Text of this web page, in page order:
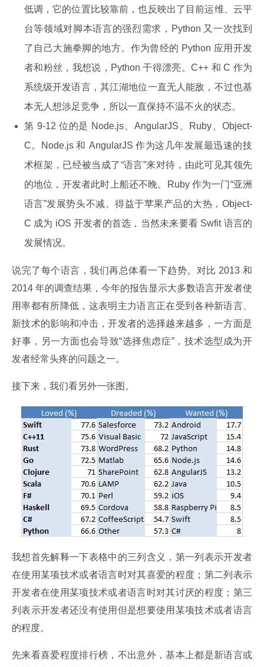
低调，它的位置比较靠前，也反映出了目前运维、云平
台等领域对脚本语言的强烈需求，Python 又一次找到
了自己大施拳脚的地方。作为曾经的 Python 应用开发
者和粉丝，我想说，Python 干得漂亮。C++ 和 C 作为
系统级开发语言，其江湖地位一直无人能敌，不过也基
本无人想涉足竞争，所以一直保持不温不火的状态。
第 9-12 位的是 Node.js、AngularJS、Ruby、Object-
C。Node.js 和 AngularJS 作为这几年发展最迅速的技
术框架，已经被当成了“语言”来对待，由此可见其领先
的地位，开发者此时上船还不晚。Ruby 作为一门“亚洲
语言”发展势头不减。得益于苹果产品的大热，Object-
C 成为 iOS 开发者的首选，当然未来要看 Swfit 语言的
发展情况。
说完了每个语言，我们再总体看一下趋势。对比 2013 和
2014 年的调查结果，今年的报告显示大多数语言开发者使
用率都有所降低，这表明主力语言正在受到各种新语言、
新技术的影响和冲击，开发者的选择越来越多，一方面是
好事，另一方面也会导致“选择焦虑症”，技术选型成为开
发者经常头疼的问题之一。
接下来，我们看另外一张图。
我想首先解释一下表格中的三列含义，第一列表示开发者
在使用某项技术或者语言时对其喜爱的程度；第二列表示
开发者在使用某项技术或者语言时对其讨厌的程度；第三
列表示开发者还没有使用但是想要使用某项技术或者语言
的程度。
先来看喜爱程度排行榜，不出意外，基本上都是新语言或